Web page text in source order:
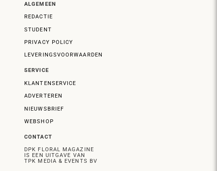
ALGEMEEN
REDACTIE
STUDENT
PRIVACY POLICY
LEVERINGSVOORWAARDEN
SERVICE
KLANTENSERVICE
ADVERTEREN
NIEUWSBRIEF
WEBSHOP
CONTACT
DPK FLORAL MAGAZINE
IS EEN UITGAVE VAN
TPK MEDIA & EVENTS BV